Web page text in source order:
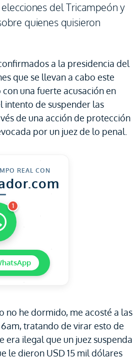
del Tricampeón y
quienes quisieron
a la presidencia del
que se llevan a cabo este
una fuerte acusación en
intento de suspender las
de una acción de protección
por un juez de lo penal.
REAL CON
1
no he dormido, me acosté a las
tratando de virar esto de
era ilegal que un juez suspenda
le dieron USD 15 mil dólares